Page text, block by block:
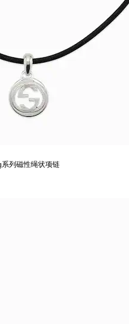
列磁性绳状项链